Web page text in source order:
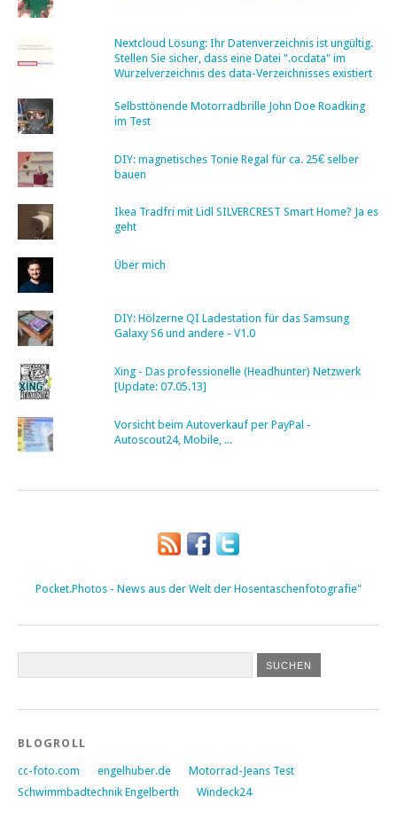
Nextcloud Lösung: Ihr Datenverzeichnis ist ungültig.
Stellen Sie sicher, dass eine Datei ".ocdata" im
Wurzelverzeichnis des data-Verzeichnisses existiert
Selbsttönende Motorradbrille John Doe Roadking
im Test
DIY: magnetisches Tonie Regal für ca. 25€ selber
bauen
Ikea Tradfri mit Lidl SILVERCREST Smart Home? Ja es
geht
Über mich
DIY: Hölzerne QI Ladestation für das Samsung
Galaxy S6 und andere - V1.0
Xing - Das professionelle (Headhunter) Netzwerk
[Update: 07.05.13]
Vorsicht beim Autoverkauf per PayPal -
Autoscout24, Mobile, ...
Pocket.Photos - News aus der Welt der Hosentaschenfotografie"
BLOGROLL
cc-foto.com engelhuber.de
Motorrad-Jeans Test
Schwimmbadtechnik Engelberth
Windeck24